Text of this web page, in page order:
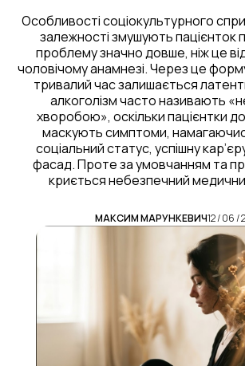
Особливості соціокультурного
залежності змушують пацієнток
проблему значно довше, ніж це
чоловічому анамнезі. Через це
тривалий час залишається
алкоголізм часто називають
хворобою», оскільки пацієнтки
маскують симптоми,
соціальний статус, успішну
фасад. Проте за умовчанням та
криється небезпечний
МАКСИМ МАРУНКЕВИЧ12 / 06 /